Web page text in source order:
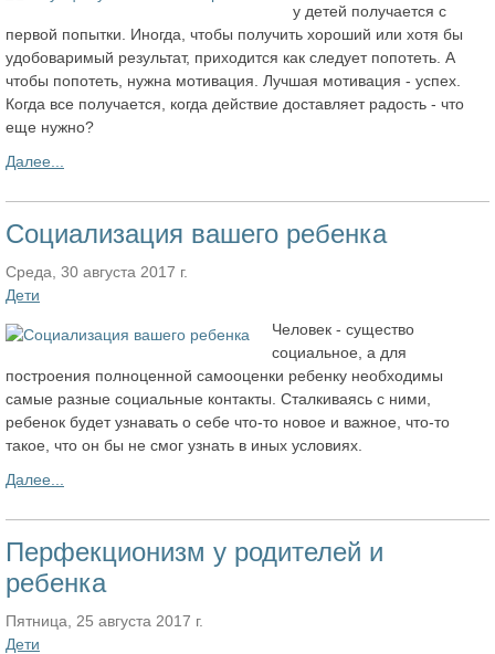
у детей получается с
первой попытки. Иногда, чтобы получить хороший или хотя бы
удобоваримый результат, приходится как следует попотеть. А
чтобы попотеть, нужна мотивация. Лучшая мотивация - успех.
Когда все получается, когда действие доставляет радость - что
еще нужно?
Далее...
Социализация вашего ребенка
Среда, 30 августа 2017 г.
Дети
Человек - существо
социальное, а для
построения полноценной самооценки ребенку необходимы
самые разные социальные контакты. Сталкиваясь с ними,
ребенок будет узнавать о себе что-то новое и важное, что-то
такое, что он бы не смог узнать в иных условиях.
Далее...
Перфекционизм у родителей и
ребенка
Пятница, 25 августа 2017 г.
Дети